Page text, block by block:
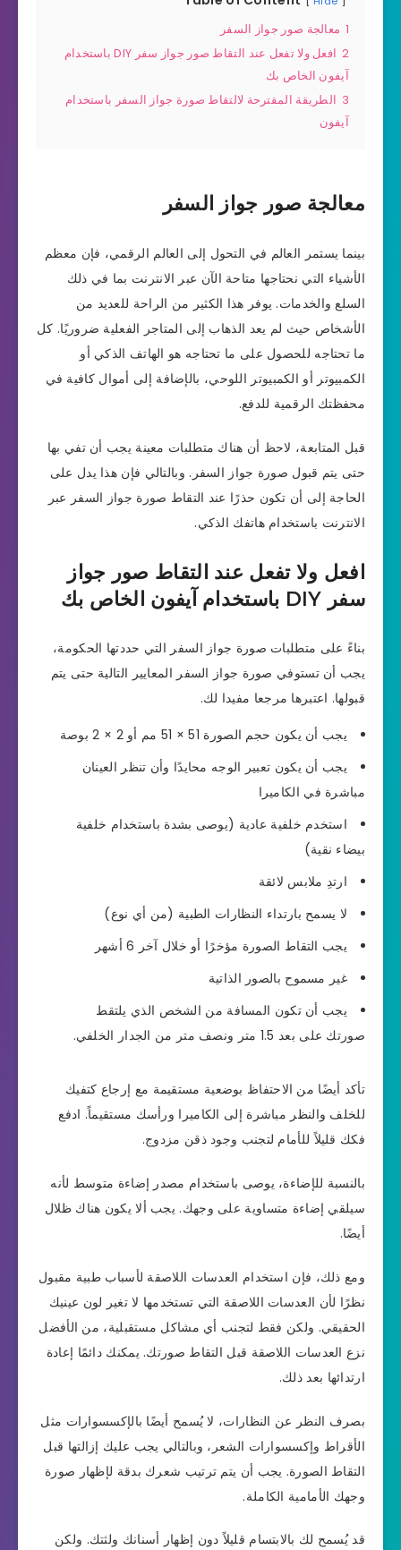
1 معالجة صور جواز السفر
2
افعل ولا تفعل عند التقاط صور جواز سفر DIY باستخدام
آيفون الخاص بك
3 الطريقة المقترحة لالتقاط صورة جواز السفر باستخدام
آيفون
معالجة صور جواز السفر
بينما يستمر العالم في التحول إلى العالم الرقمي، فإن معظم
الأشياء التي نحتاجها متاحة الآن عبر الانترنت بما في ذلك
السلع والخدمات. يوفر هذا الكثير من الراحة للعديد من
الأشخاص حيث لم يعد الذهاب إلى المتاجر الفعلية ضروريًا. كل
ما تحتاجه للحصول على ما تحتاجه هو الهاتف الذكي أو
الكمبيوتر أو الكمبيوتر اللوحي، بالإضافة إلى أموال كافية في
محفظتك الرقمية للدفع.
قبل المتابعة، لاحظ أن هناك متطلبات معينة يجب أن تفي بها
حتى يتم قبول صورة جواز السفر. وبالتالي فإن هذا يدل على
الحاجة إلى أن تكون حذرًا عند التقاط صورة جواز السفر عبر
الانترنت باستخدام هاتفك الذكي.
افعل ولا تفعل عند التقاط صور جواز
سفر DIY باستخدام آيفون الخاص بك
بناءً على متطلبات صورة جواز السفر التي حددتها الحكومة،
يجب أن تستوفي صورة جواز السفر المعايير التالية حتى يتم
قبولها. اعتبرها مرجعا مفيدا لك.
يجب أن يكون حجم الصورة 51 × 51 مم أو 2 × 2 بوصة
يجب أن يكون تعبير الوجه محايدًا وأن تنظر العينان
مباشرة في الكاميرا
استخدم خلفية عادية (يوصى بشدة باستخدام خلفية
بيضاء نقية)
ارتدِ ملابس لائقة
لا يسمح بارتداء النظارات الطبية (من أي نوع)
يجب التقاط الصورة مؤخرًا أو خلال آخر 6 أشهر
غير مسموح بالصور الذاتية
يجب أن تكون المسافة من الشخص الذي يلتقط
صورتك على بعد 1.5 متر ونصف متر من الجدار الخلفي.
تأكد أيضًا من الاحتفاظ بوضعية مستقيمة مع إرجاع كتفيك
للخلف والنظر مباشرة إلى الكاميرا ورأسك مستقيماً. ادفع
فكك قليلاً للأمام لتجنب وجود ذقن مزدوج.
بالنسبة للإضاءة، يوصى باستخدام مصدر إضاءة متوسط لأنه
سيلقي إضاءة متساوية على وجهك. يجب ألا يكون هناك ظلال
أيضًا.
ومع ذلك، فإن استخدام العدسات اللاصقة لأسباب طبية مقبول
نظرًا لأن العدسات اللاصقة التي تستخدمها لا تغير لون عينيك
الحقيقي. ولكن فقط لتجنب أي مشاكل مستقبلية، من الأفضل
نزع العدسات اللاصقة قبل التقاط صورتك. يمكنك دائمًا إعادة
ارتدائها بعد ذلك.
بصرف النظر عن النظارات، لا يُسمح أيضًا بالإكسسوارات مثل
الأقراط وإكسسوارات الشعر، وبالتالي يجب عليك إزالتها قبل
التقاط الصورة. يجب أن يتم ترتيب شعرك بدقة لإظهار صورة
وجهك الأمامية الكاملة.
قد يُسمح لك بالابتسام قليلاً دون إظهار أسنانك ولثتك. ولكن